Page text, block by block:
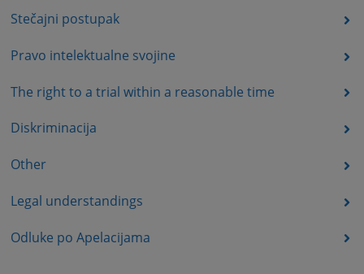
Stečajni postupak
Pravo intelektualne svojine
The right to a trial within a reasonable time
Diskriminacija
Other
Legal understandings
Odluke po Apelacijama